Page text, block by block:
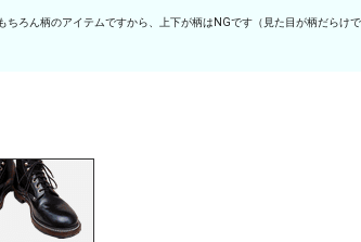
ろん柄のアイテムですから、上下が柄はNGです（見た目が柄だら